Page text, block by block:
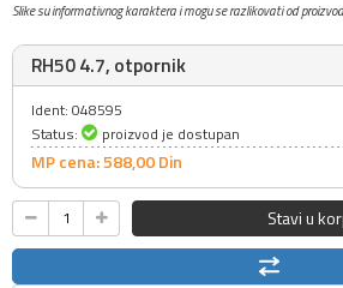
Slike su informativnog karaktera i mogu se razlikovati od
RH50 4.7, otpornik
Ident: 048595
Status:
proizvod je dostupan
MP cena: 588,00Din
Stavi u